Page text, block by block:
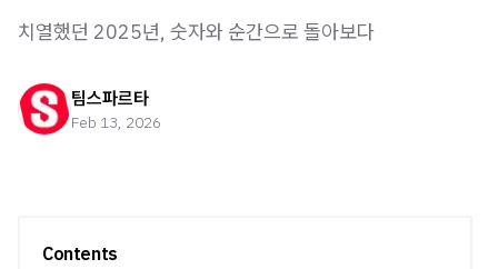
치열했던 2025년, 숫자와 순간으로 돌아보다
팀스파르타
Feb 13, 2026
Contents